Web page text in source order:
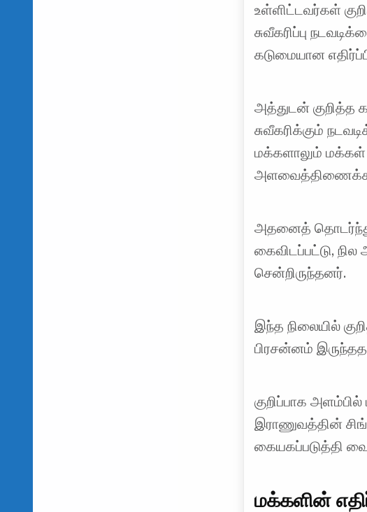
உள்ளிட்டவர்கள்
சுவீகரிப்பு
கடுமையான
அத்துடன் குறித்த
சுவீகரிக்கும்
மக்களாலும் மக்கள்
அளவைத்திணைக்கள
அதனைத் தொடர்ந்து
கைவிடப்பட்டு,
சென்றிருந்தனர்.
இந்த நிலையில்
பிரசன்னம்
குறிப்பாக
இராணுவத்தின்
கையகப்படுத்தி
மக்களின்